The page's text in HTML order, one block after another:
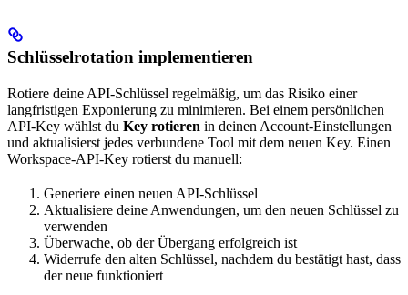
Schlüsselrotation implementieren
Rotiere deine API-Schlüssel regelmäßig, um das Risiko einer
langfristigen Exponierung zu minimieren. Bei einem persönlichen
API-Key wählst du Key rotieren in deinen Account-Einstellungen
und aktualisierst jedes verbundene Tool mit dem neuen Key. Einen
Workspace-API-Key rotierst du manuell:
Generiere einen neuen API-Schlüssel
Aktualisiere deine Anwendungen, um den neuen Schlüssel zu
verwenden
Überwache, ob der Übergang erfolgreich ist
Widerrufe den alten Schlüssel, nachdem du bestätigt hast, dass
der neue funktioniert